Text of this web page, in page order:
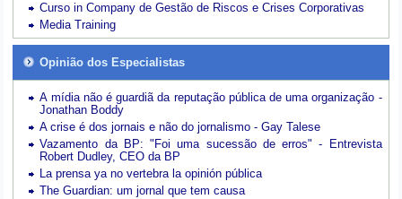
Curso in Company de Gestão de Riscos e Crises Corporativas
Media Training
Opinião dos Especialistas
A mídia não é guardiã da reputação pública de uma organização -
Jonathan Boddy
A crise é dos jornais e não do jornalismo - Gay Talese
Vazamento da BP: "Foi uma sucessão de erros" - Entrevista
Robert Dudley, CEO da BP
La prensa ya no vertebra la opinión pública
The Guardian: um jornal que tem causa